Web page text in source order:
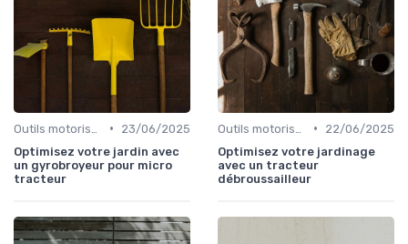
•
23/06/2025
Optimisez votre jardin avec
un gyrobroyeur pour micro
tracteur
•
22/06/2025
Optimisez votre jardinage
avec un tracteur
débroussailleur